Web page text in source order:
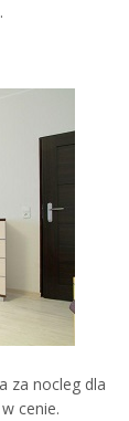
za nocleg dla
cenie.